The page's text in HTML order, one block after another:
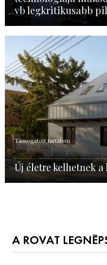
vb legkritikusabb
Támogatott tartalom
Új életre kelhetnek
A ROVAT